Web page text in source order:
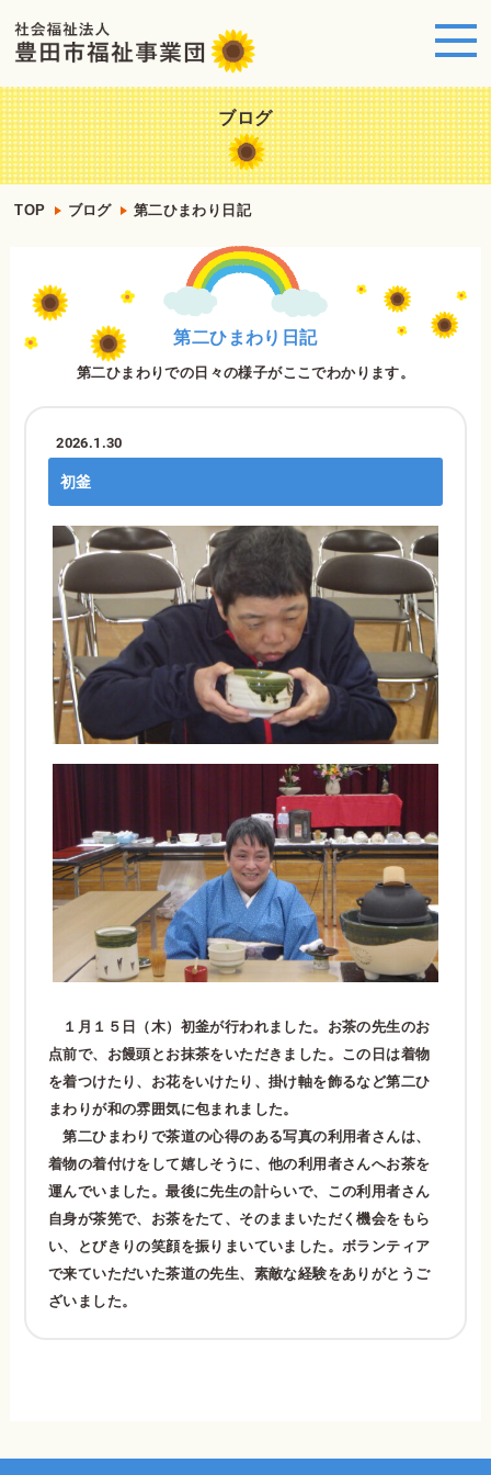
ブログ
TOP ブログ 第二ひまわり日記
第二ひまわり日記
第二ひまわりでの日々の様子がここでわかります。
2026.1.30
初釜
１月１５日（木）初釜が行われました。お茶の先生のお
点前で、お饅頭とお抹茶をいただきました。この日は着物
を着つけたり、お花をいけたり、掛け軸を飾るなど第二ひ
まわりが和の雰囲気に包まれました。
第二ひまわりで茶道の心得のある写真の利用者さんは、
着物の着付けをして嬉しそうに、他の利用者さんへお茶を
運んでいました。最後に先生の計らいで、この利用者さん
自身が茶筅で、お茶をたて、そのままいただく機会をもら
い、とびきりの笑顔を振りまいていました。ボランティア
で来ていただいた茶道の先生、素敵な経験をありがとうご
ざいました。